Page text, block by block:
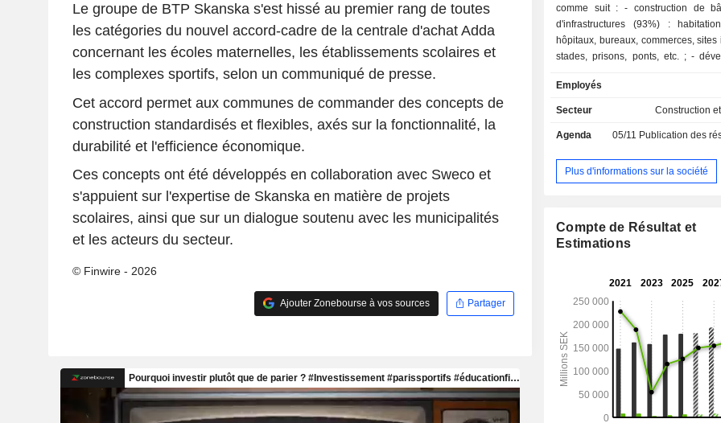
Le groupe de BTP Skanska s'est hissé au premier rang de toutes
les catégories du nouvel accord-cadre de la centrale d'achat Adda
concernant les écoles maternelles, les établissements scolaires et
les complexes sportifs, selon un communiqué de presse.
Cet accord permet aux communes de commander des concepts de
construction standardisés et flexibles, axés sur la fonctionnalité, la
durabilité et l'efficience économique.
Ces concepts ont été développés en collaboration avec Sweco et
s'appuient sur l'expertise de Skanska en matière de projets
scolaires, ainsi que sur un dialogue soutenu avec les municipalités
et les acteurs du secteur.
© Finwire - 2026
Ajouter Zonebourse à vos sources Partager
comme suit : - construction de bâtiments et
d'infrastructures (93%) :
hôpitaux, bureaux, commerces, sites
stades, prisons, ponts, etc. ; - développement
d'entreprise (54,9% du CA ;
commerciaux et plates-formes
d'actifs immobiliers (0,2%). La répartition
(18,5%), Etats-Unis (47,7%),
Royaume-Uni (10,4%) et autres
Employés
Secteur Construction
Agenda 05/11 Publication des résultats
Plus d'informations sur la société
Compte de Résultat et
Estimations